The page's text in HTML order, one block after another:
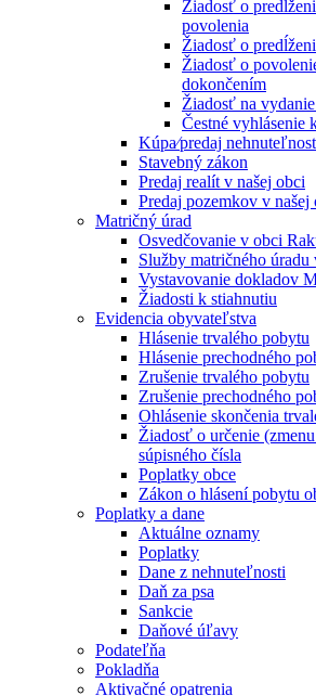
Žiadosť o
povolenia
Žiadosť o
Žiadosť o
dokončením
Žiadosť na
Čestné vyhlásenie
Kúpa⁄predaj
Stavebný zákon
Predaj realít v našej obci
Predaj pozemkov v našej
Matričný úrad
Osvedčovanie v obci
Služby matričného úradu
Vystavovanie dokladov
Žiadosti k stiahnutiu
Evidencia obyvateľstva
Hlásenie trvalého pobytu
Hlásenie prechodného
Zrušenie trvalého pobytu
Zrušenie prechodného
Ohlásenie skončenia
Žiadosť o určenie
súpisného čísla
Poplatky obce
Zákon o hlásení pobytu
Poplatky a dane
Aktuálne oznamy
Poplatky
Dane z nehnuteľnosti
Daň za psa
Sankcie
Daňové úľavy
Podateľňa
Pokladňa
Aktivačné opatrenia